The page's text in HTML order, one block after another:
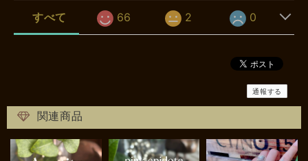
すべて 66 2 0
通報する
関連商品